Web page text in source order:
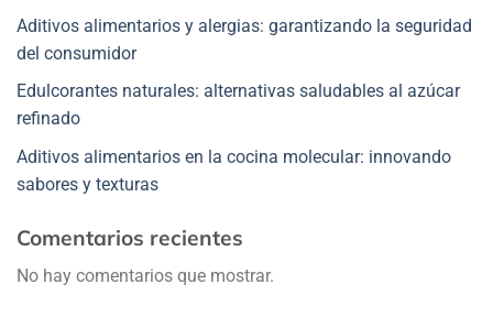
Aditivos alimentarios y alergias: garantizando la seguridad
del consumidor
Edulcorantes naturales: alternativas saludables al azúcar
refinado
Aditivos alimentarios en la cocina molecular: innovando
sabores y texturas
Comentarios recientes
No hay comentarios que mostrar.